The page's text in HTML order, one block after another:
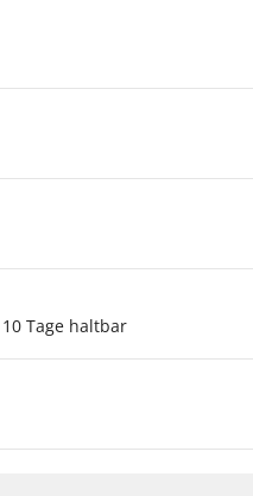
Tage haltbar